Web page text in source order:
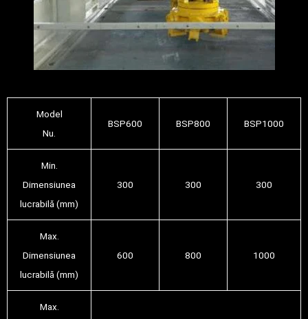
Model
Nu.
BSP600 BSP800 BSP1000
Min.
Dimensiunea
lucrabilă (mm)
300 300 300
Max.
Dimensiunea
lucrabilă (mm)
600 800 1000
Max.